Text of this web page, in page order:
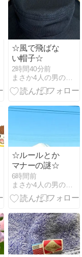
☆風で飛ばな
い帽子☆
2時間40分前
まさか4人の男の子のお母さんになるなんて。
☆ルールとか
マナーの謎☆
6時間前
まさか4人の男の子のお母さんになるなんて。